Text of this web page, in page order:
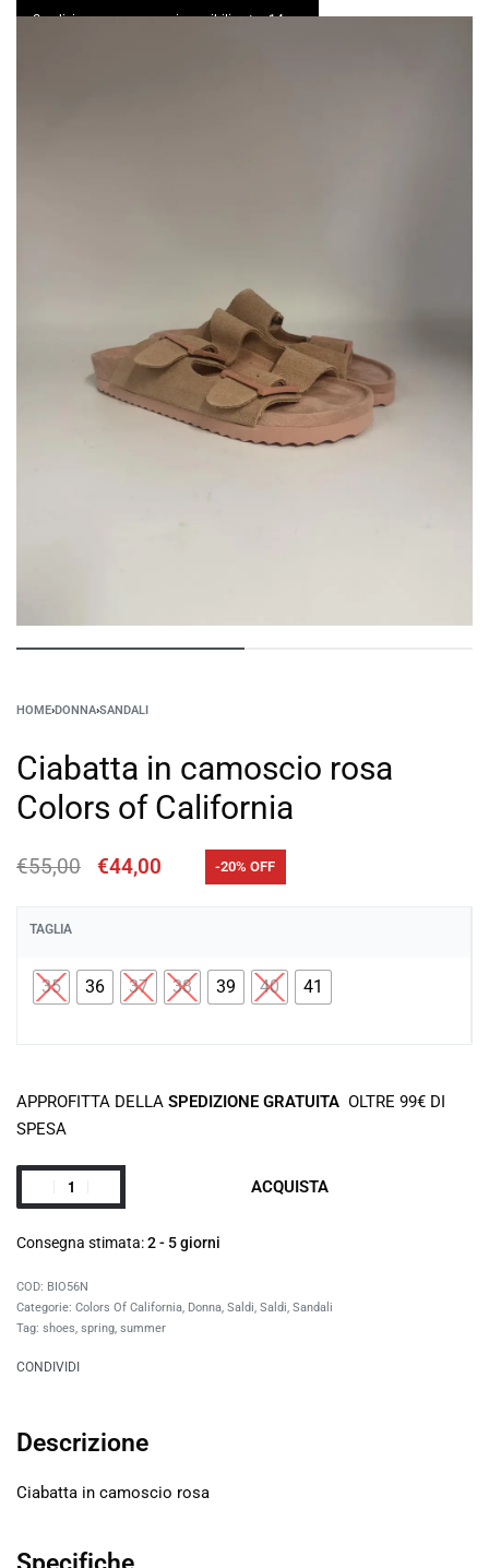
Spedizione express e resi possibili entro 14 gg
HOME›DONNA›SANDALI
Ciabatta in camoscio rosa
Colors of California
€55,00 €44,00 -20% OFF
TAGLIA
35 36 37 38 39 40 41
APPROFITTA DELLA SPEDIZIONE GRATUITA OLTRE 99€ DI
SPESA
ACQUISTA
Consegna stimata:2 - 5 giorni
BIO56N
Categorie: Colors Of California, Donna, Saldi, Saldi, Sandali
Tag: shoes, spring, summer
CONDIVIDI
Descrizione
Ciabatta in camoscio rosa